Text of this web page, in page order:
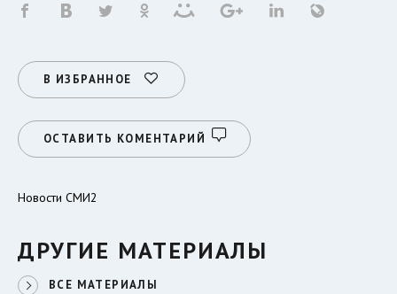
В ИЗБРАННОЕ
ОСТАВИТЬ КОМЕНТАРИЙ
Новости СМИ2
ДРУГИЕ МАТЕРИАЛЫ
ВСЕ МАТЕРИАЛЫ